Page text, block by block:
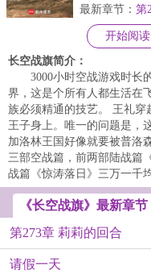
最新章节： 第
开始阅读
长空战旗简介：
3000小时空战游戏时长
界，这是个所有人都生活在
族必须精通的技艺。 王礼穿
王子身上。唯一的问题是，
加洛林王国好像就要被普
三部空战篇，前两部陆战篇
战篇《惊涛落日》三万一千
《长空战旗》最新章节
第273章 莉莉的回合
请假一天